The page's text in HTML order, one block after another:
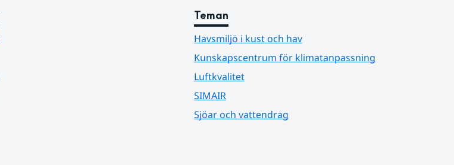
Teman
Havsmiljö i kust och hav
Kunskapscentrum för klimatanpassning
Luftkvalitet
SIMAIR
Sjöar och vattendrag